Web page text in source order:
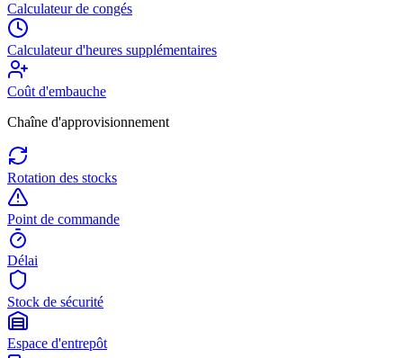
Calculateur de congés
Calculateur d'heures supplémentaires
Coût d'embauche
Chaîne d'approvisionnement
Rotation des stocks
Point de commande
Délai
Stock de sécurité
Espace d'entrepôt